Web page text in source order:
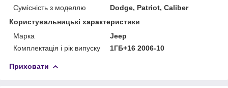
Сумісність з моделлю
Dodge, Patriot, Caliber
Користувальницькі характеристики
Марка
Jeep
Комплектація і рік випуску
1ГБ+16 2006-10
Приховати